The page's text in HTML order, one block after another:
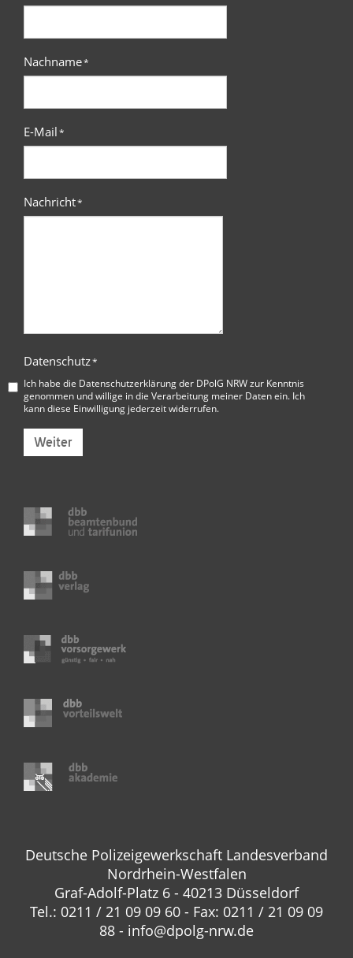
Nachname*
E-Mail*
Nachricht*
Datenschutz*
Ich habe die Datenschutzerklärung der DPolG NRWzur Kenntnis
genommen und willige in die Verarbeitung meiner Daten ein. Ich
kann diese Einwilligung jederzeit widerrufen.
Weiter
Deutsche Polizeigewerkschaft Landesverband
Nordrhein-Westfalen
Graf-Adolf-Platz 6 - 40213 Düsseldorf
Tel.: 0211 / 21 09 09 60 - Fax: 0211 / 21 09 09
88 - info@dpolg-nrw.de